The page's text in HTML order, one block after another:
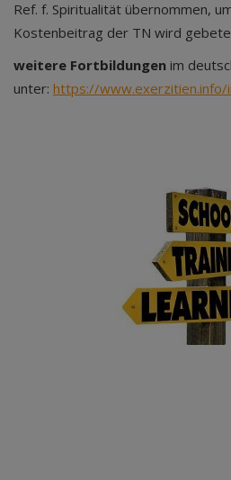
Ref. f. Spiritualität übernommen,
Kostenbeitrag der TN wird
weitere Fortbildungen im
unter: https://www.exerzitien.info/